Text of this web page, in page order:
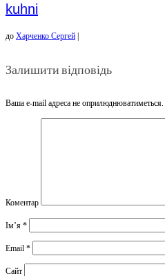
kuhni
до Харченко Сергей
Залишити відповідь
Ваша e-mail адреса не оприлюднюватиметься.
Коментар
Ім’я *
Email *
Сайт